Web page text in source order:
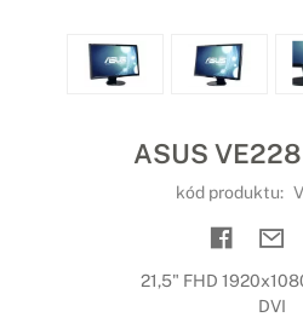
ASUS
kód produktu:
21,5" FHD
DVI